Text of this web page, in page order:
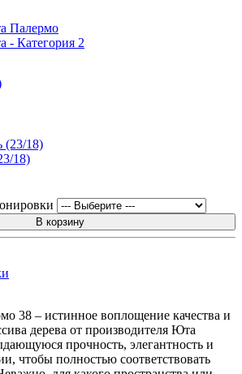
Палермо
- Категория 2
18)
В корзину
38 – истинное воплощение качества и
дерева от производителя Юта
прочность, элегантность и
чтобы полностью соответствовать